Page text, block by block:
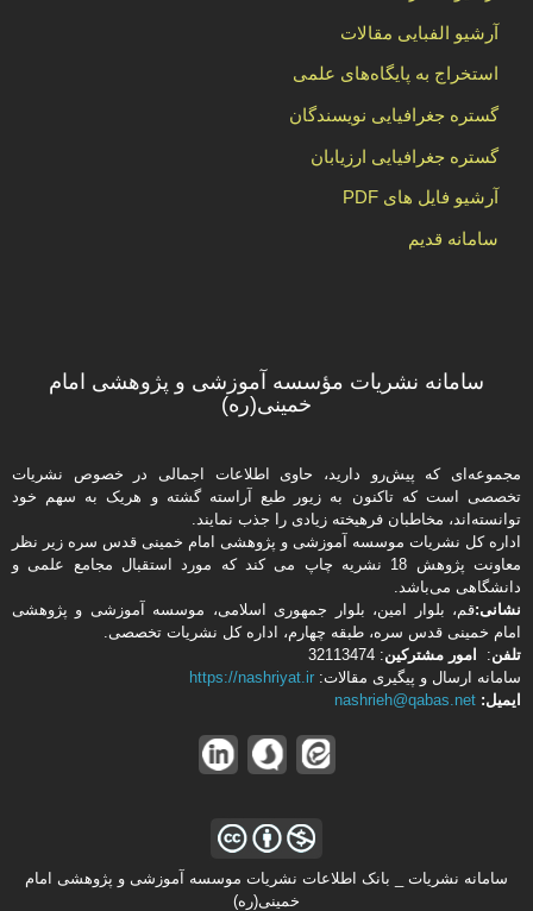
آرشیو الفبایی مقالات
استخراج به پایگاه‌های علمی
گستره جغرافیایی نویسندگان
گستره جغرافیایی ارزیابان
آرشیو فایل های PDF
سامانه قدیم
سامانه نشریات مؤسسه آموزشی و پژوهشی امام
خمینی(ره)
مجموعه‌ای که پیش‌رو دارید،‌ حاوی اطلاعات اجمالی در خصوص نشریات
تخصصی است که تاکنون به زیور طبع آراسته گشته و هریک به سهم خود
توانسته‌اند، مخاطبان فرهیخته‌ زیادی را جذب نمایند.
اداره كل نشریات موسسه آموزشی و پژوهشی امام خمینی قدس سره زیر نظر
معاونت پژوهش 18 نشریه چاپ می کند که مورد استقبال مجامع علمی و
دانشگاهی می‌باشد.
نشانی:قم، بلوار امین، بلوار جمهوری اسلامی، موسسه آموزشی و پژوهشی
امام خمینی قدس سره، طبقه چهارم، اداره كل نشریات تخصصی.
تلفن: امور مشتركین: 32113474
سامانه ارسال و پیگیری مقالات: https://nashriyat.ir
ایمیل: nashrieh@qabas.net
سامانه نشریات _ بانک اطلاعات نشریات موسسه آموزشی و پژوهشی امام
خمینی(ره)